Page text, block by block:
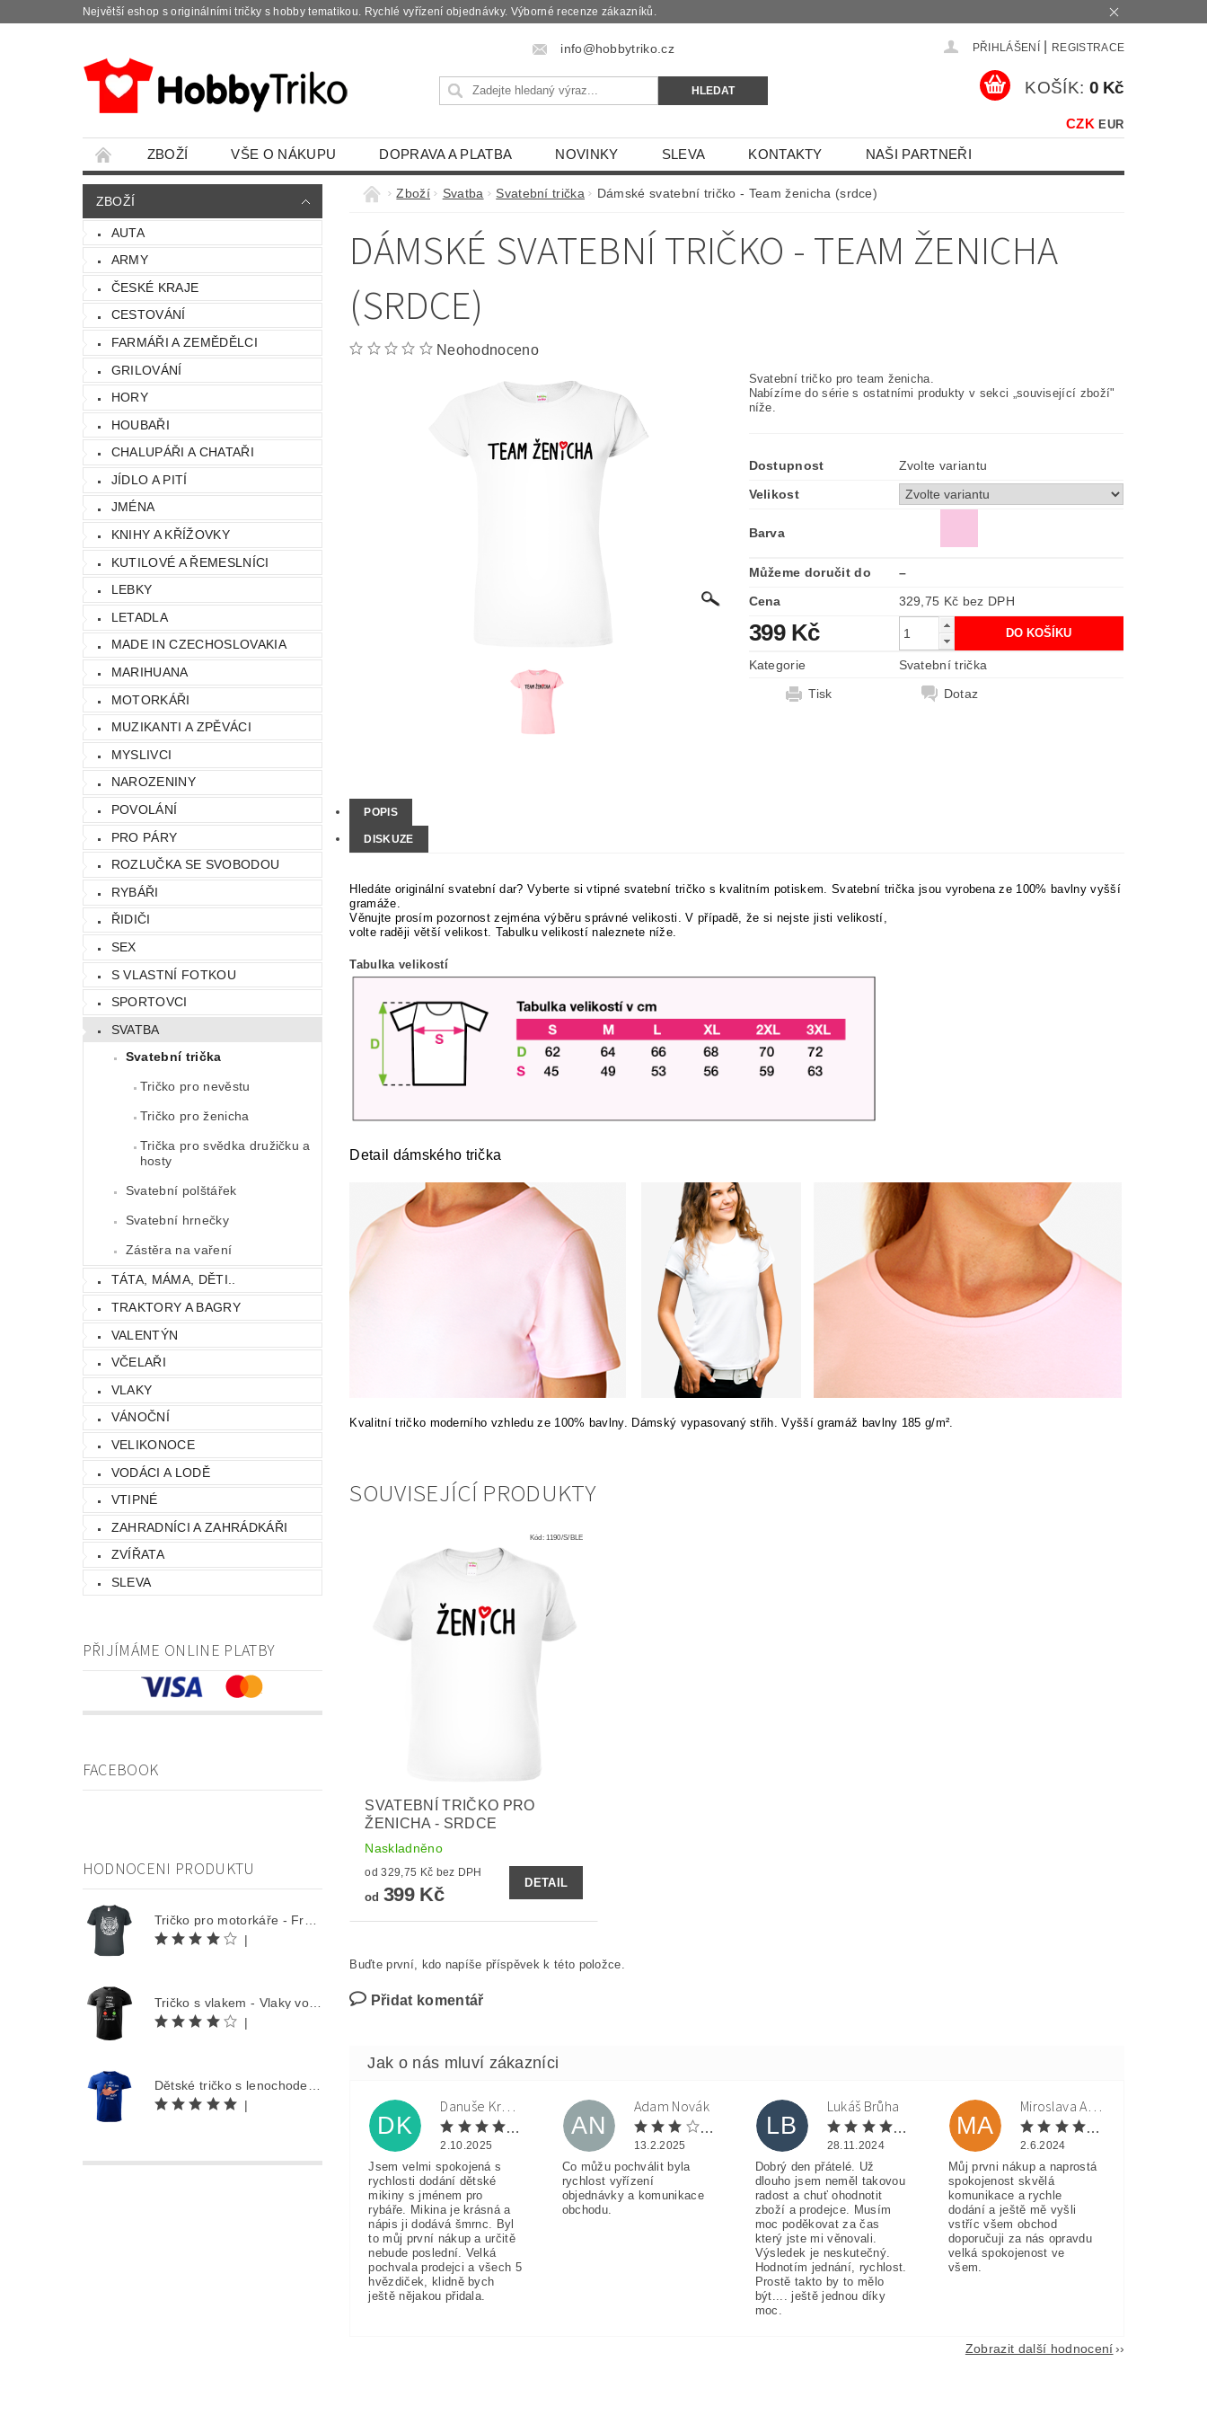
Největší eshop s originálními tričky s hobby tematikou. Rychlé vyřízení objednávky. Výborné recenze zákazníků.
info@hobbytriko.cz PŘIHLÁŠENÍ REGISTRACE
CZK EUR
KOŠÍK: 0 Kč
ZBOŽÍ VŠE O NÁKUPU DOPRAVA A PLATBA NOVINKY SLEVA KONTAKTY NAŠI PARTNEŘI
ZBOŽÍ
AUTA
ARMY
ČESKÉ KRAJE
CESTOVÁNÍ
FARMÁŘI A ZEMĚDĚLCI
GRILOVÁNÍ
HORY
HOUBAŘI
CHALUPÁŘI A CHATAŘI
JÍDLO A PITÍ
JMÉNA
KNIHY A KŘÍŽOVKY
KUTILOVÉ A ŘEMESLNÍCI
LEBKY
LETADLA
MADE IN CZECHOSLOVAKIA
MARIHUANA
MOTORKÁŘI
MUZIKANTI A ZPĚVÁCI
MYSLIVCI
NAROZENINY
POVOLÁNÍ
PRO PÁRY
ROZLUČKA SE SVOBODOU
RYBÁŘI
ŘIDIČI
SEX
S VLASTNÍ FOTKOU
SPORTOVCI
SVATBA
Svatební trička
Tričko pro nevěstu
Tričko pro ženicha
Trička pro svědka družičku a
hosty
Svatební polštářek
Svatební hrnečky
Zástěra na vaření
TÁTA, MÁMA, DĚTI..
TRAKTORY A BAGRY
VALENTÝN
VČELAŘI
VLAKY
VÁNOČNÍ
VELIKONOCE
VODÁCI A LODĚ
VTIPNÉ
ZAHRADNÍCI A ZAHRÁDKÁŘI
ZVÍŘATA
SLEVA
PŘIJÍMÁME ONLINE PLATBY
FACEBOOK
HODNOCENI PRODUKTU
|
|
|
Zboží Svatba Svatební trička Dámské svatební tričko - Team ženicha (srdce)
DÁMSKÉ SVATEBNÍ TRIČKO - TEAM ŽENICHA
(SRDCE)
Neohodnoceno
Svatební tričko pro team ženicha.
Nabízíme do série s ostatními produkty v sekci „související zboží"
níže.
Dostupnost
Zvolte variantu
Velikost
Barva
Můžeme doručit do
–
Cena
329,75 Kč bez DPH
399 Kč
Kategorie
Svatební trička
Tisk
Dotaz
POPIS
DISKUZE
Hledáte originální svatební dar? Vyberte si vtipné svatební tričko s kvalitním potiskem. Svatební trička jsou vyrobena ze 100% bavlny vyšší
gramáže.
Věnujte prosím pozornost zejména výběru správné velikosti. V případě, že si nejste jisti velikostí,
volte raději větší velikost. Tabulku velikostí naleznete níže.
Tabulka velikostí
Detail dámského trička
Kvalitní tričko moderního vzhledu ze 100% bavlny. Dámský vypasovaný střih. Vyšší gramáž bavlny 185 g/m².
SOUVISEJÍCÍ PRODUKTY
Kód:1190/S/BLE
SVATEBNÍ TRIČKO PRO
ŽENICHA - SRDCE
Naskladněno
od 329,75 Kč bez DPH
od 399 Kč
DETAIL
Buďte první, kdo napíše příspěvek k této položce.
Přidat komentář
DK
Danuše Krulová
2.10.2025
Jsem velmi spokojená s
rychlosti dodání dětské
mikiny s jménem pro
rybáře. Mikina je krásná a
nápis ji dodává šmrnc. Byl
to můj první nákup a určitě
nebude poslední. Velká
pochvala prodejci a všech 5
hvězdiček, klidně bych
ještě nějakou přidala.
AN
Adam Novák
13.2.2025
Co můžu pochválit byla
rychlost vyřízení
objednávky a komunikace
obchodu.
LB
Lukáš Brůha
28.11.2024
Dobrý den přátelé. Už
dlouho jsem neměl takovou
radost a chuť ohodnotit
zboží a prodejce. Musím
moc poděkovat za čas
který jste mi věnovali.
Výsledek je neskutečný.
Hodnotím jednání, rychlost.
Prostě takto by to mělo
být.... ještě jednou díky
moc.
MA
Miroslava Andorková
2.6.2024
Můj prvni nákup a naprostá
spokojenost skvělá
komunikace a rychle
dodání a ještě mě vyšli
vstříc všem obchod
doporučuji za nás opravdu
velká spokojenost ve
všem.
Zobrazit další hodnocení